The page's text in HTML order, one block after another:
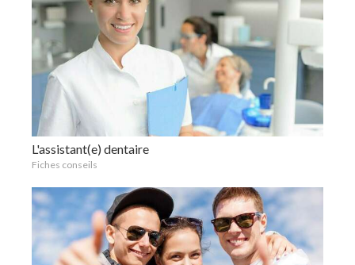
L'assistant(e) dentaire
Fiches conseils